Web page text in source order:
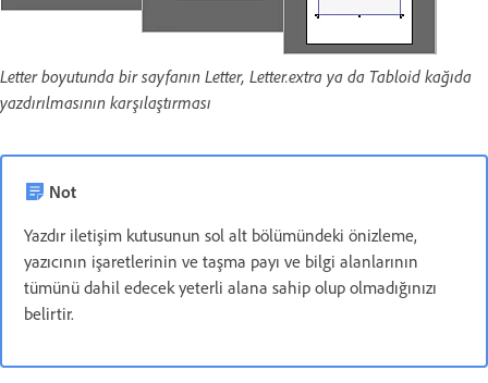
Letter boyutunda bir sayfanın Letter, Letter.extra ya da Tabloid kağıda
yazdırılmasının karşılaştırması
Not
Yazdır iletişim kutusunun sol alt bölümündeki önizleme,
yazıcının işaretlerinin ve taşma payı ve bilgi alanlarının
tümünü dahil edecek yeterli alana sahip olup olmadığınızı
belirtir.